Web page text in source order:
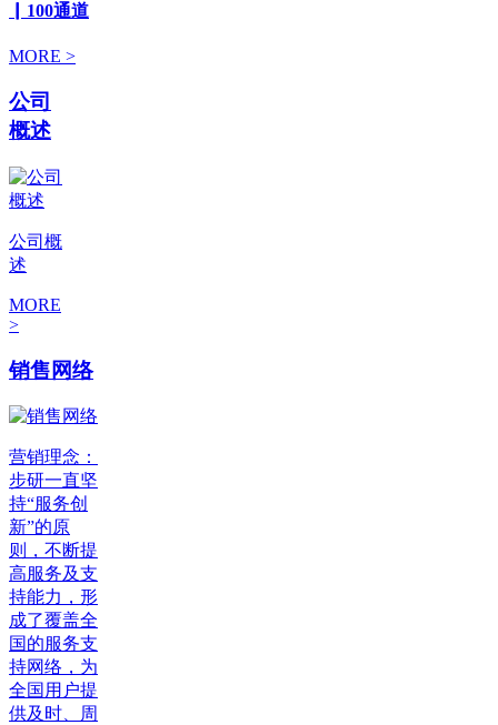
▏100通道
MORE >
公司
概述
公司概
述
MORE
>
销售网络
营销理念：
步研一直坚
持“服务创
新”的原
则，不断提
高服务及支
持能力，形
成了覆盖全
国的服务支
持网络，为
全国用户提
供及时、周